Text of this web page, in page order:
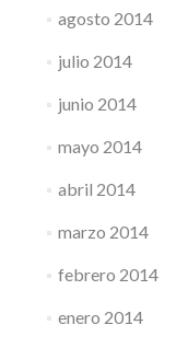
agosto 2014
julio 2014
junio 2014
mayo 2014
abril 2014
marzo 2014
febrero 2014
enero 2014